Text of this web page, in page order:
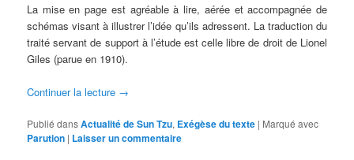
La mise en page est agréable à lire, aérée et accompagnée de
schémas visant à illustrer l’idée qu’ils adressent. La traduction du
traité servant de support à l’étude est celle libre de droit de Lionel
Giles (parue en 1910).
Continuer la lecture →
Publié dansActualité de Sun Tzu, Exégèse du texte | Marqué avec
Parution | Laisser un commentaire